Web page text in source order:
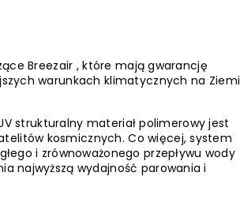
Breezair , które mają gwarancję
warunkach klimatycznych na Ziemi
strukturalny materiał polimerowy jest
kosmicznych. Co więcej, system
i zrównoważonego przepływu wody
najwyższą wydajność parowania i